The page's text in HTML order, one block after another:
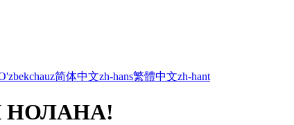
uz简体中文zh-hans繁體中文zh-hant
НОЛАНА!